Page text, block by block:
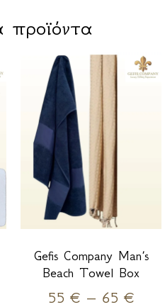
προϊόντα
Gefis Company Man’s
Beach Towel Box
55 € – 65 €